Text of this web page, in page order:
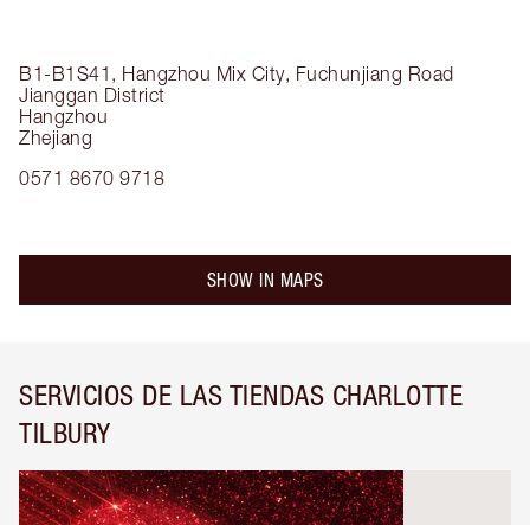
B1-B1S41, Hangzhou Mix City, Fuchunjiang Road
Jianggan District
Hangzhou
Zhejiang
0571 8670 9718
SHOW IN MAPS
SERVICIOS DE LAS TIENDAS CHARLOTTE
TILBURY